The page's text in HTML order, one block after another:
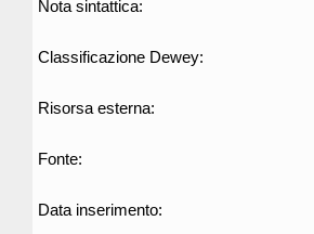
Nota sintattica:
Classificazione Dewey:
Risorsa esterna:
Fonte:
Data inserimento: